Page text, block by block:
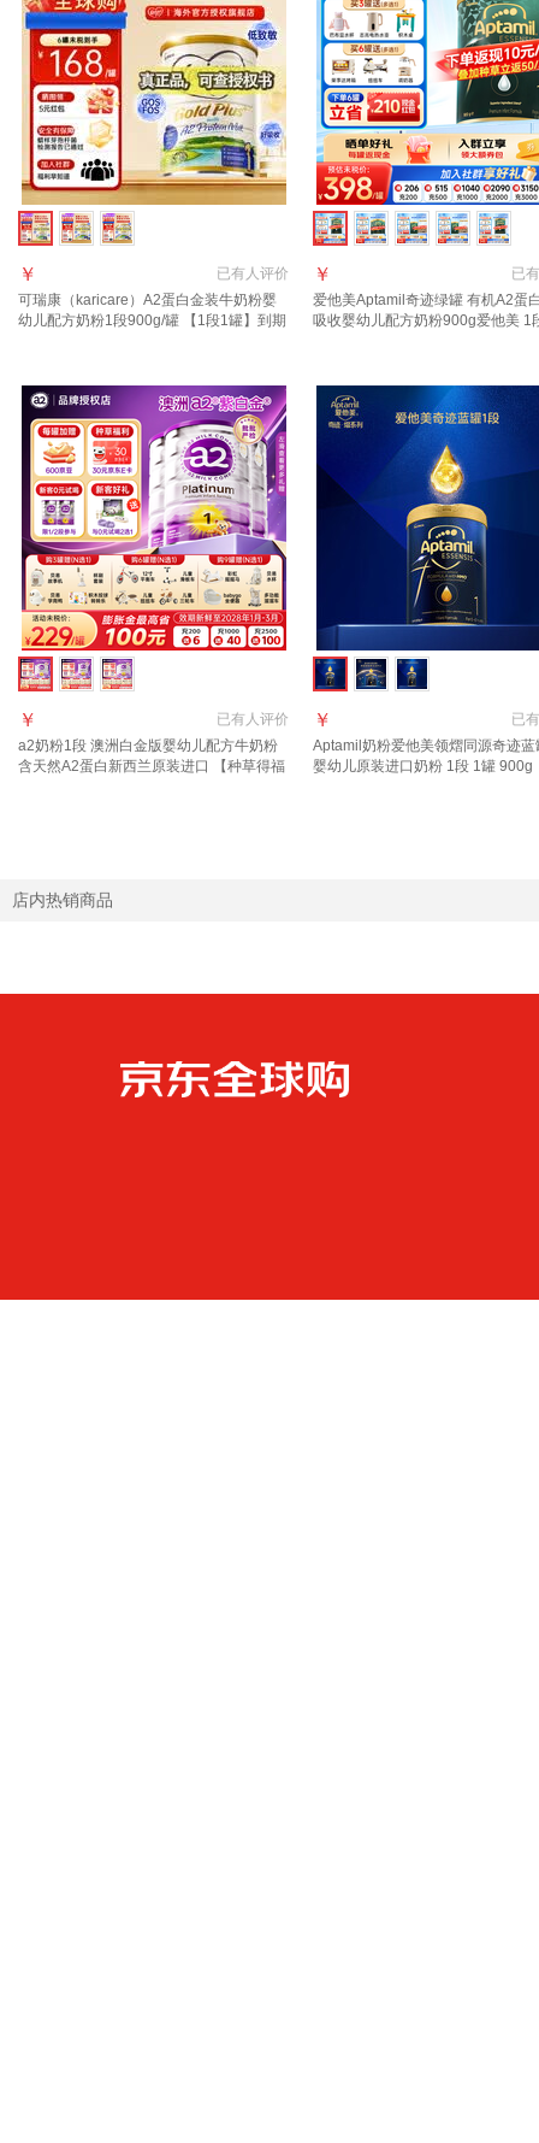
已有人评价
￥
可瑞康（karicare）A2蛋白金装牛奶粉婴
幼儿配方奶粉1段900g/罐 【1段1罐】到期
已有
￥
爱他美Aptamil奇迹绿罐 有机A2蛋
吸收婴幼儿配方奶粉900g爱他美 1
已有人评价
￥
a2奶粉1段 澳洲白金版婴幼儿配方牛奶粉
含天然A2蛋白新西兰原装进口 【种草得福
已有
￥
Aptamil奶粉爱他美领熠同源奇迹蓝
婴幼儿原装进口奶粉 1段 1罐 900g
店内热销商品